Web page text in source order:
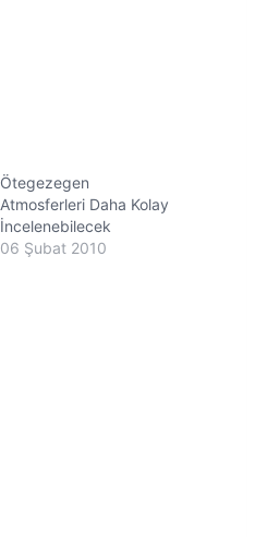
Ötegezegen
Atmosferleri Daha Kolay
İncelenebilecek
06 Şubat 2010